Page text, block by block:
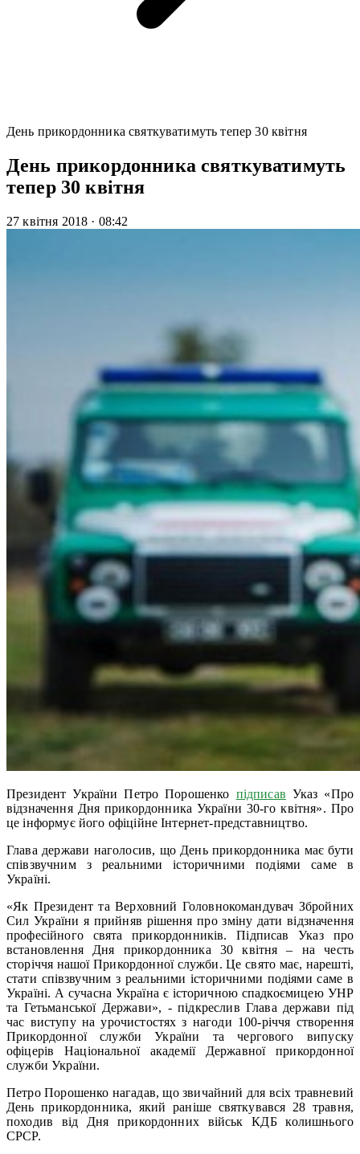
День прикордонника святкуватимуть тепер 30 квітня
День прикордонника святкуватимуть
тепер 30 квітня
27 квітня 2018 · 08:42
Президент України Петро Порошенко підписав Указ «Про
відзначення Дня прикордонника України 30-го квітня». Про
це інформує його офіційне Інтернет-представництво.
Глава держави наголосив, що День прикордонника має бути
співзвучним з реальними історичними подіями саме в
Україні.
«Як Президент та Верховний Головнокомандувач Збройних
Сил України я прийняв рішення про зміну дати відзначення
професійного свята прикордонників. Підписав Указ про
встановлення Дня прикордонника 30 квітня – на честь
сторіччя нашої Прикордонної служби. Це свято має, нарешті,
стати співзвучним з реальними історичними подіями саме в
Україні. А сучасна Україна є історичною спадкоємицею УНР
та Гетьманської Держави», - підкреслив Глава держави під
час виступу на урочистостях з нагоди 100-річчя створення
Прикордонної служби України та чергового випуску
офіцерів Національної академії Державної прикордонної
служби України.
Петро Порошенко нагадав, що звичайний для всіх травневий
День прикордонника, який раніше святкувався 28 травня,
походив від Дня прикордонних військ КДБ колишнього
СРСР.